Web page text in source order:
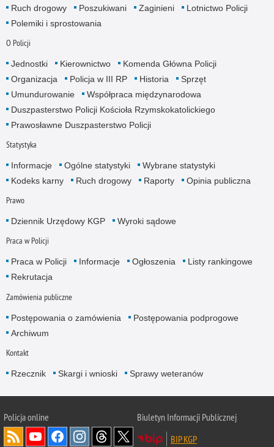
Ruch drogowy
Poszukiwani Zaginieni
Lotnictwo Policji
Polemiki i sprostowania
O Policji
Jednostki Kierownictwo
Komenda Główna Policji
Organizacja
Policja w III RP Historia
Sprzęt
Umundurowanie
Współpraca międzynarodowa
Duszpasterstwo Policji Kościoła Rzymskokatolickiego
Prawosławne Duszpasterstwo Policji
Statystyka
Informacje Ogólne statystyki
Wybrane statystyki
Kodeks karny
Ruch drogowy Raporty Opinia publiczna
Prawo
Dziennik Urzędowy KGP Wyroki sądowe
Praca w Policji
Praca w Policji Informacje Ogłoszenia
Listy rankingowe
Rekrutacja
Zamówienia publiczne
Postępowania o zamówienia
Postępowania podprogowe
Archiwum
Kontakt
Rzecznik Skargi i wnioski Sprawy weteranów
Policjaonline
Biuletyn Informacji Publicznej
BIP KGP